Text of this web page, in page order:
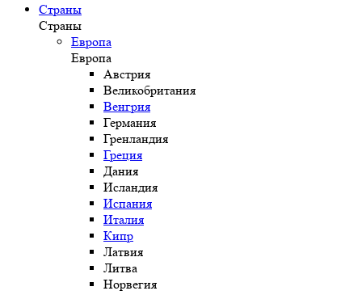
Страны
Страны
Европа
Европа
Австрия
Великобритания
Венгрия
Германия
Гренландия
Греция
Дания
Исландия
Испания
Италия
Кипр
Латвия
Литва
Норвегия